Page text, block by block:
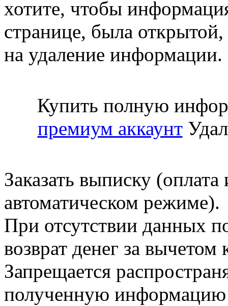
хотите, чтобы
странице, была открытой,
на удаление информации.
Купить полную
премиум аккаунт
Заказать выписку
автоматическом режиме).
При отсутствии данных
возврат денег за
Запрещается
полученную информацию